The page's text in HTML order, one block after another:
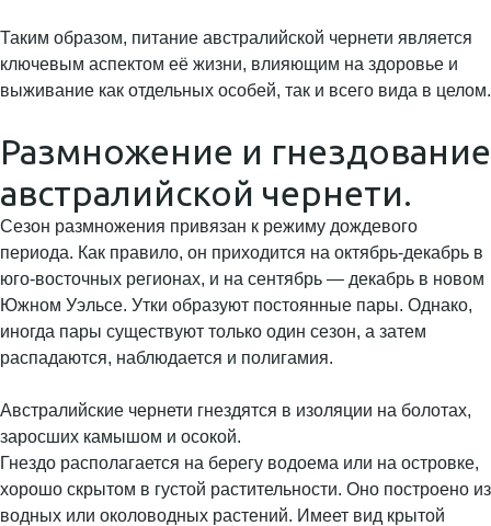
Таким образом, питание австралийской чернети является
ключевым аспектом её жизни, влияющим на здоровье и
выживание как отдельных особей, так и всего вида в целом.
Размножение и гнездование
австралийской чернети.
Сезон размножения привязан к режиму дождевого
периода. Как правило, он приходится на октябрь-декабрь в
юго-восточных регионах, и на сентябрь — декабрь в новом
Южном Уэльсе. Утки образуют постоянные пары. Однако,
иногда пары существуют только один сезон, а затем
распадаются, наблюдается и полигамия.
Австралийские чернети гнездятся в изоляции на болотах,
заросших камышом и осокой.
Гнездо располагается на берегу водоема или на островке,
хорошо скрытом в густой растительности. Оно построено из
водных или околоводных растений. Имеет вид крытой